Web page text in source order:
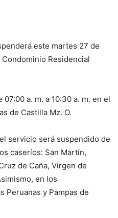
este martes 27 de
Condominio Residencial
a. m. a 10:30 a. m. en el
de Castilla Mz. O.
servicio será suspendido de
caseríos: San Martín,
de Caña, Virgen de
en los
Peruanas y Pampas de